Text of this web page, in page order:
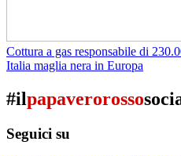
Cottura a gas responsabile di
Italia maglia nera in Europa
#ilpapaverorosso
Seguici su